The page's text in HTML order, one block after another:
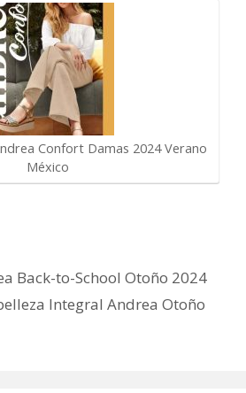
Confort Damas 2024 Verano
México
Back-to-School Otoño 2024
Integral Andrea Otoño